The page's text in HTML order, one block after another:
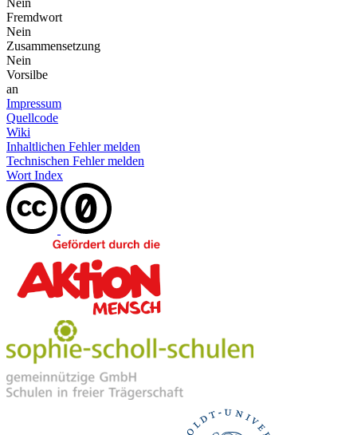
Fremdwort
Nein
Zusammensetzung
Nein
Vorsilbe
an
Impressum
Quellcode
Wiki
Inhaltlichen Fehler melden
Technischen Fehler melden
Wort Index